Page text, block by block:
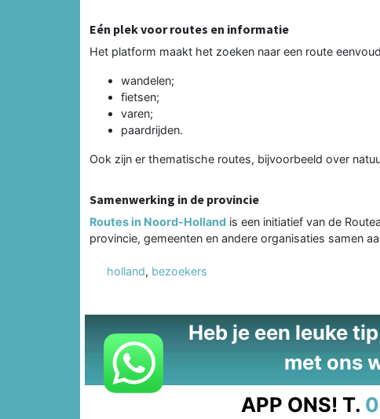
Eén plek voor routes en informatie
Het platform maakt het zoeken naar een route
wandelen;
fietsen;
varen;
paardrijden.
Ook zijn er thematische routes, bijvoorbeeld over
Samenwerking in de provincie
Routes in Noord-Holland is een initiatief van de
provincie, gemeenten en andere organisaties samen
holland, bezoekers
Heb je een leuke
met ons
APP ONS! T.